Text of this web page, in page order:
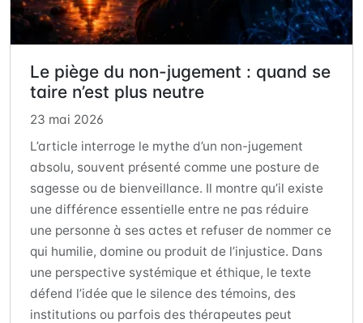
Le piège du non-jugement : quand se
taire n’est plus neutre
23 mai 2026
L’article interroge le mythe d’un non-jugement
absolu, souvent présenté comme une posture de
sagesse ou de bienveillance. Il montre qu’il existe
une différence essentielle entre ne pas réduire
une personne à ses actes et refuser de nommer ce
qui humilie, domine ou produit de l’injustice. Dans
une perspective systémique et éthique, le texte
défend l’idée que le silence des témoins, des
institutions ou parfois des thérapeutes peut